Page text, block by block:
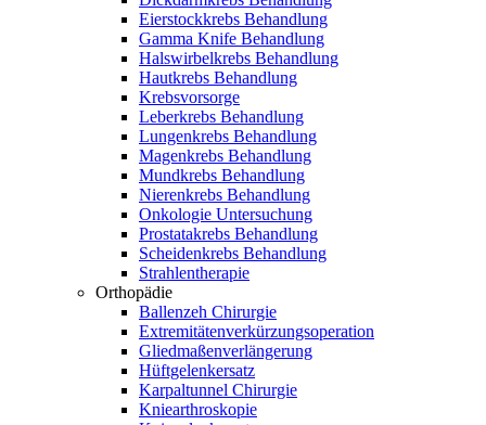
Eierstockkrebs Behandlung
Gamma Knife Behandlung
Halswirbelkrebs Behandlung
Hautkrebs Behandlung
Krebsvorsorge
Leberkrebs Behandlung
Lungenkrebs Behandlung
Magenkrebs Behandlung
Mundkrebs Behandlung
Nierenkrebs Behandlung
Onkologie Untersuchung
Prostatakrebs Behandlung
Scheidenkrebs Behandlung
Strahlentherapie
Orthopädie
Ballenzeh Chirurgie
Extremitätenverkürzungsoperation
Gliedmaßenverlängerung
Hüftgelenkersatz
Karpaltunnel Chirurgie
Kniearthroskopie